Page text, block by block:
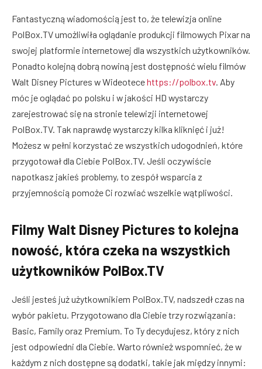
Fantastyczną wiadomością jest to, że telewizja online
PolBox.TV umożliwiła oglądanie produkcji filmowych Pixar na
swojej platformie internetowej dla wszystkich użytkowników.
Ponadto kolejną dobrą nowiną jest dostępność wielu filmów
Walt Disney Pictures w Wideotecehttps://polbox.tv. Aby
móc je oglądać po polsku i w jakości HD wystarczy
zarejestrować się na stronie telewizji internetowej
PolBox.TV. Tak naprawdę wystarczy kilka kliknięć i już!
Możesz w pełni korzystać ze wszystkich udogodnień, które
przygotował dla Ciebie PolBox.TV. Jeśli oczywiście
napotkasz jakieś problemy, to zespół wsparcia z
przyjemnością pomoże Ci rozwiać wszelkie wątpliwości.
Filmy Walt Disney Pictures to kolejna
nowość, która czeka na wszystkich
użytkowników PolBox.TV
Jeśli jesteś już użytkownikiem PolBox.TV, nadszedł czas na
wybór pakietu. Przygotowano dla Ciebie trzy rozwiązania:
Basic, Family oraz Premium. To Ty decydujesz, który z nich
jest odpowiedni dla Ciebie. Warto również wspomnieć, że w
każdym z nich dostępne są dodatki, takie jak między innymi: